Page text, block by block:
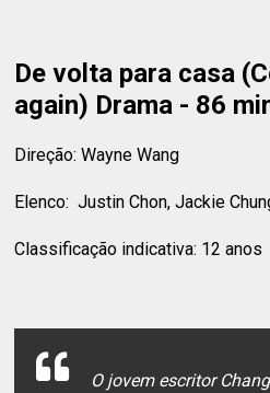
De volta para casa
again) Drama - 86
Direção: Wayne Wang
Elenco: Justin Chon, Jackie
Classificação indicativa: 12 anos
O jovem escritor